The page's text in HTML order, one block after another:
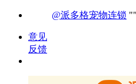
@派多格宠物连锁
意见
反馈